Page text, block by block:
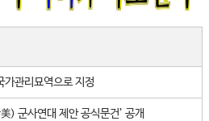
가관리묘역으로 지정
) 군사연대 제안 공식문건’ 공개